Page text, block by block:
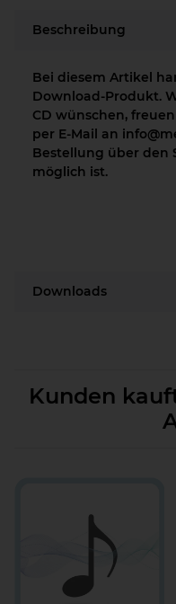
Beschreibung
Bei diesem Artikel
Download-Produkt.
CD wünschen,
per E-Mail an
Bestellung über den
möglich ist.
Downloads
Kunden